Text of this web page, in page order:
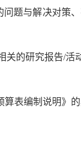
题与解决对策
的研究报告/活
表编制说明》